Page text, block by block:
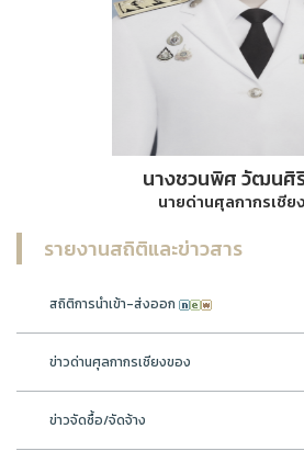
นางชวนพิศ วัฒนศิ
นายด่านศุลกากรเชีย
รายงานสถิติและข่าวสาร
สถิติการนำเข้า-ส่งออก
ข่าวด่านศุลกากรเชียงของ
ข่าวจัดซื้อ/จัดจ้าง